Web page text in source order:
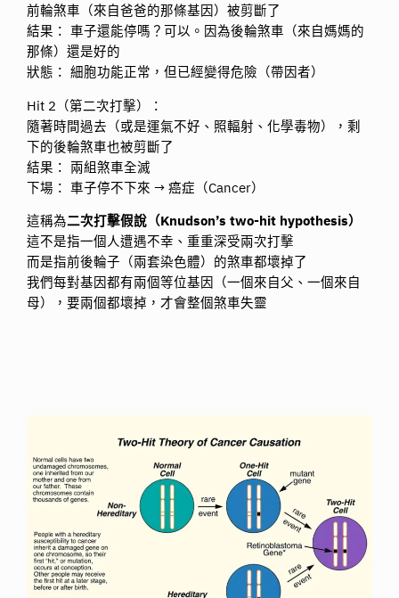
前輪煞車（來自爸爸的那條基因）被剪斷了
結果： 車子還能停嗎？可以。因為後輪煞車（來自媽媽的
那條）還是好的
狀態： 細胞功能正常，但已經變得危險（帶因者）
Hit 2（第二次打擊）：
隨著時間過去（或是運氣不好、照輻射、化學毒物），剩
下的後輪煞車也被剪斷了
結果： 兩組煞車全滅
下場： 車子停不下來 → 癌症（Cancer）
這稱為二次打擊假說（Knudson’s two-hit hypothesis）
這不是指一個人遭遇不幸、重重深受兩次打擊
而是指前後輪子（兩套染色體）的煞車都壞掉了
我們每對基因都有兩個等位基因（一個來自父、一個來自
母），要兩個都壞掉，才會整個煞車失靈